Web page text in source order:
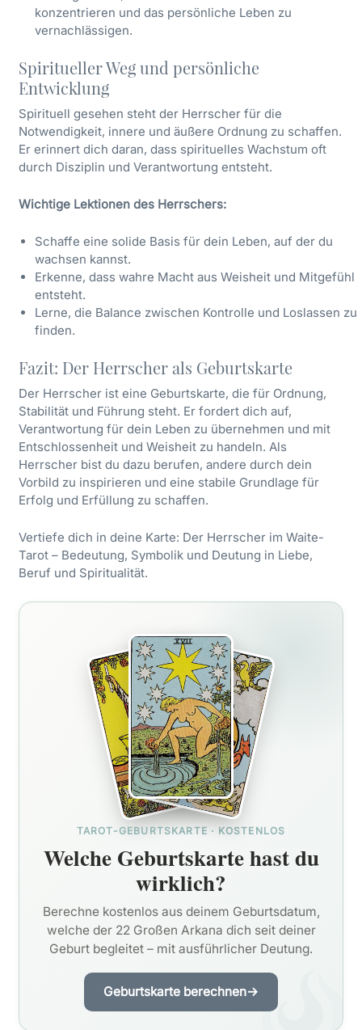
konzentrieren und das persönliche Leben zu
vernachlässigen.
Spiritueller Weg und persönliche
Entwicklung
Spirituell gesehen steht der Herrscher für die
Notwendigkeit, innere und äußere Ordnung zu schaffen.
Er erinnert dich daran, dass spirituelles Wachstum oft
durch Disziplin und Verantwortung entsteht.
Wichtige Lektionen des Herrschers:
Schaffe eine solide Basis für dein Leben, auf der du
wachsen kannst.
Erkenne, dass wahre Macht aus Weisheit und Mitgefühl
entsteht.
Lerne, die Balance zwischen Kontrolle und Loslassen zu
finden.
Fazit: Der Herrscher als Geburtskarte
Der Herrscher ist eine Geburtskarte, die für Ordnung,
Stabilität und Führung steht. Er fordert dich auf,
Verantwortung für dein Leben zu übernehmen und mit
Entschlossenheit und Weisheit zu handeln. Als
Herrscher bist du dazu berufen, andere durch dein
Vorbild zu inspirieren und eine stabile Grundlage für
Erfolg und Erfüllung zu schaffen.
Vertiefe dich in deine Karte: Der Herrscher im Waite-
Tarot – Bedeutung, Symbolik und Deutung in Liebe,
Beruf und Spiritualität.
TAROT-GEBURTSKARTE · KOSTENLOS
Welche Geburtskarte hast du
wirklich?
Berechne kostenlos aus deinem Geburtsdatum,
welche der 22 Großen Arkana dich seit deiner
Geburt begleitet – mit ausführlicher Deutung.
Geburtskarte berechnen→